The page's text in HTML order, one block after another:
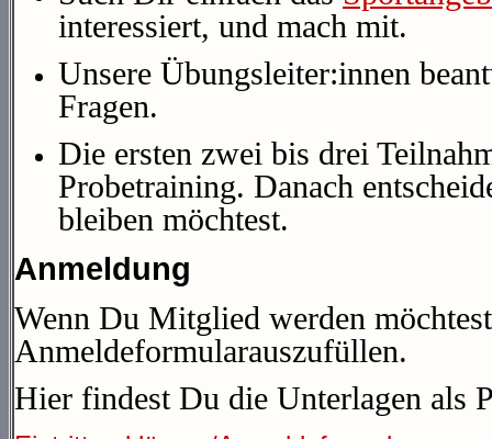
interessiert, und mach mit.
Unsere Übungsleiter:innen
Fragen.
Die ersten zwei bis drei
Probetraining. Danach
bleiben möchtest.
Anmeldung
Wenn Du Mitglied werden
Anmeldeformularauszufüllen.
Hier findest Du die Unterlagen als